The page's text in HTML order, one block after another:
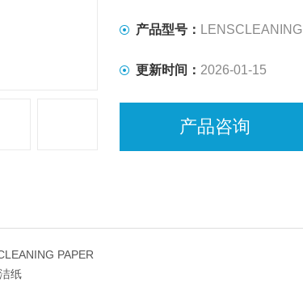
产品型号： LENSCLEANING PAPER
更新时间： 2026-01-15
产品咨询
PAPER
纸